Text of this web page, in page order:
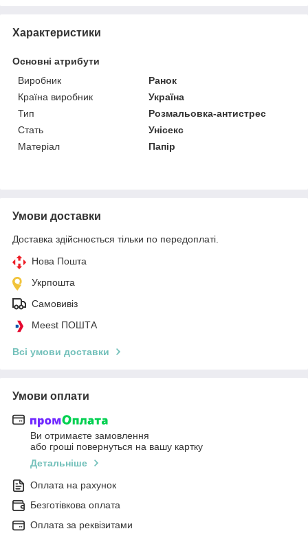
Характеристики
Основні атрибути
Виробник
Ранок
Країна виробник
Україна
Тип
Розмальовка-антистрес
Стать
Унісекс
Матеріал
Папір
Умови доставки
Доставка здійснюється тільки по передоплаті.
Нова Пошта
Укрпошта
Самовивіз
Meest ПОШТА
Всі умови доставки
Умови оплати
Ви отримаєте замовлення
або гроші повернуться на вашу картку
Детальніше
Оплата на рахунок
Безготівкова оплата
Оплата за реквізитами